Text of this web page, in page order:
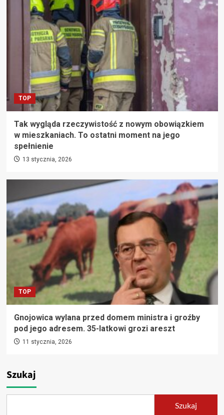
TOP
Tak wygląda rzeczywistość z nowym obowiązkiem
w mieszkaniach. To ostatni moment na jego
spełnienie
13 stycznia, 2026
TOP
Gnojowica wylana przed domem ministra i groźby
pod jego adresem. 35-latkowi grozi areszt
11 stycznia, 2026
Szukaj
Szukaj